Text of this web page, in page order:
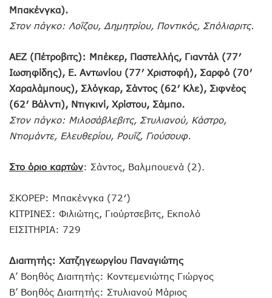
Μπακένγκα).
Στον πάγκο: Λοΐζου, Δημητρίου, Ποντικός, Σπόλιαριτς.
ΑΕΖ (Πέτροβιτς): Μπέκερ, Παστελλής, Γιαντάλ (77′
Ιωσηφίδης), Ε. Αντωνίου (77′ Χριστοφή), Σαρφό (70′
Χαραλάμπους), Σλόγκαρ, Σάντος (62′ Κλε), Σιφνέος
(62′ Βάλντι), Ντιγκινί, Χρίστου, Σάμπο.
Στον πάγκο: Μιλοσάβλεβιτς, Στυλιανού, Κάστρο,
Ντιομάντε, Ελευθερίου, Ρουΐζ, Γιούσουφ.
Στο όριο καρτών: Σάντος, Βαλμπουενά (2).
ΣΚΟΡΕΡ: Μπακένγκα (72′)
ΚΙΤΡΙΝΕΣ: Φιλιώτης, Γιούρτσεβιτς, Εκπολό
ΕΙΣΙΤΗΡΙΑ: 729
Διαιτητής: Χατζηγεωργίου Παναγιώτης
Α’ Βοηθός Διαιτητής: Κοντεμενιώτης Γιώργος
Β’ Βοηθός Διαιτητής: Στυλιανού Μάριος